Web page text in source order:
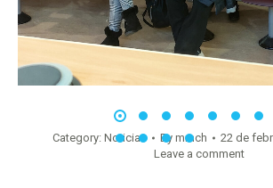
Category: Noticias By mmch
22 de
Leave a comment